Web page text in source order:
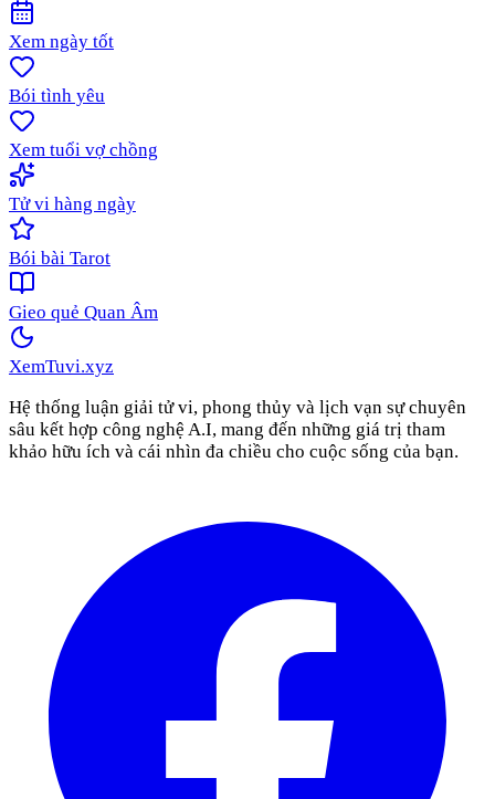
Xem ngày tốt
Bói tình yêu
Xem tuổi vợ chồng
Tử vi hàng ngày
Bói bài Tarot
Gieo quẻ Quan Âm
XemTuvi.xyz
Hệ thống luận giải tử vi, phong thủy và lịch vạn sự chuyên
sâu kết hợp công nghệ A.I, mang đến những giá trị tham
khảo hữu ích và cái nhìn đa chiều cho cuộc sống của bạn.